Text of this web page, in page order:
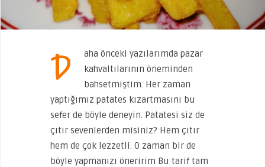
D
aha önceki yazılarımda pazar
kahvaltılarının öneminden
bahsetmiştim. Her zaman
yaptığımız patates kızartmasını bu
sefer de böyle deneyin. Patatesi siz de
çıtır sevenlerden misiniz? Hem çıtır
hem de çok lezzetli. O zaman bir de
böyle yapmanızı öneririm Bu tarif tam